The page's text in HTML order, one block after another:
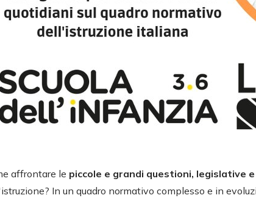
affrontare le piccole e grandi questioni, legislative
In un quadro normativo complesso e in